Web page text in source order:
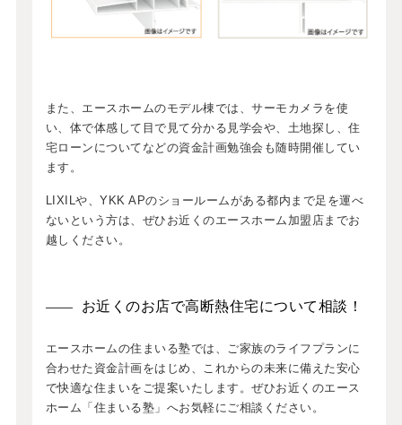
また、エースホームのモデル棟では、サーモカメラを使
い、体で体感して目で見て分かる見学会や、土地探し、住
宅ローンについてなどの資金計画勉強会も随時開催してい
ます。
LIXILや、YKK APのショールームがある都内まで足を運べ
ないという方は、ぜひお近くのエースホーム加盟店までお
越しください。
お近くのお店で高断熱住宅について相談！
エースホームの住まいる塾では、ご家族のライフプランに
合わせた資金計画をはじめ、これからの未来に備えた安心
で快適な住まいをご提案いたします。ぜひお近くのエース
ホーム「住まいる塾」へお気軽にご相談ください。